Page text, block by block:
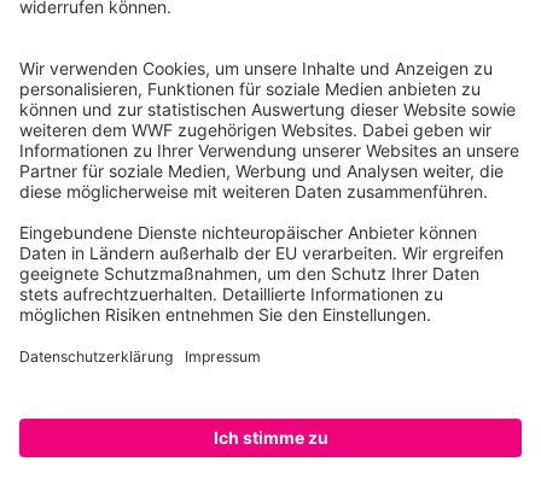
10117 Berlin
Ihre Spende kann steuerlich geltend gemacht werden
Registriert als Stiftung WWF Deutschland, Senatsverwaltung für
Justiz Berlin, Az: 3416/976/2
Umsatzsteuer-Identifikationsnummer: DE 114236103
Freistellungsbescheid: Als gemeinnützige Körperschaft befreit
von der Körperschaftssteuer gem. §5 I 9 KStg. unter der
Steuernummer 27/641/09321